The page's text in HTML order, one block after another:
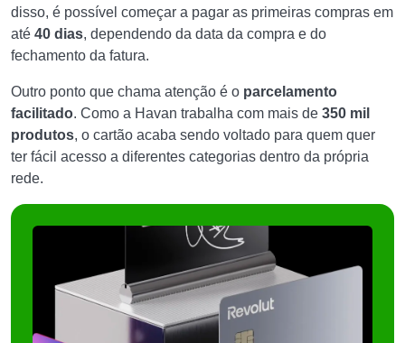
disso, é possível começar a pagar as primeiras compras em
até 40 dias, dependendo da data da compra e do
fechamento da fatura.
Outro ponto que chama atenção é o parcelamento
facilitado. Como a Havan trabalha com mais de 350 mil
produtos, o cartão acaba sendo voltado para quem quer
ter fácil acesso a diferentes categorias dentro da própria
rede.